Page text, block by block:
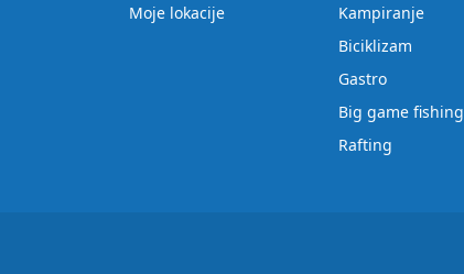
Moje lokacije
Kampiranje
Biciklizam
Gastro
Big game fishing
Rafting